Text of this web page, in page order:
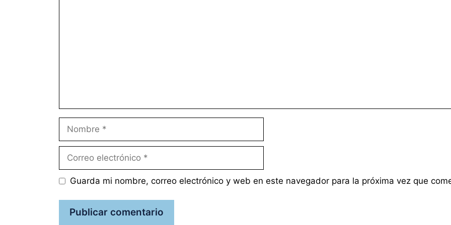
electrónico
Guarda mi nombre, correo electrónico y web en este navegador para la próxima vez que